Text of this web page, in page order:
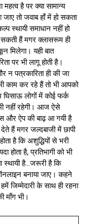
है पर क्या सामान्य
तो जवाब हाँ में हो सकता
स्थायी समाधान नहीं हो
हैं मगर क्लासरूम ही
मिलेगा। यही बात
पर भी लागू होती है।
पत्रकारिता ही की जा
काम कर रहे हैं तो भी आपको
लोगों में कोई फर्क
नहीं रहेगी। आज ऐसे
और ऐप की बाढ़ आ गयी है
हैं मगर जल्दबाजी में छापी
है कि अशुद्धियों से भरी
है, प्रतिभागी को भी
स्थायी है…जरूरी है कि
बनाया जाए। कहने
जिम्मेदारी के साथ ही रहना
माँग भी।